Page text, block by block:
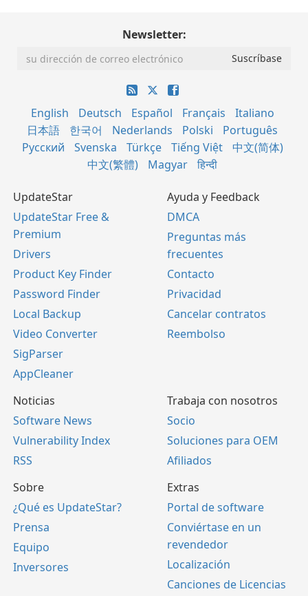
Newsletter:
English Deutsch Español Français
Italiano
日本語
한국어 Nederlands Polski
Português
Русский
Svenska Türkçe Tiếng Việt
中文(简体)
中文(繁體)
Magyar हिन्दी
UpdateStar
UpdateStar Free &
Premium
Drivers
Product Key Finder
Password Finder
Local Backup
Video Converter
SigParser
AppCleaner
Ayuda y Feedback
DMCA
Preguntas más
frecuentes
Contacto
Privacidad
Cancelar contratos
Reembolso
Noticias
Software News
Vulnerability Index
RSS
Trabaja con nosotros
Socio
Soluciones para OEM
Afiliados
Sobre
¿Qué es UpdateStar?
Prensa
Equipo
Inversores
Extras
Portal de software
Conviértase en un
revendedor
Localización
Canciones de Licencias